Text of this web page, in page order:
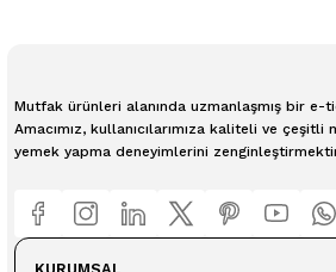
Mutfak ürünleri alanında uzmanlaşmış bir
Amacımız, kullanıcılarımıza kaliteli ve
yemek yapma deneyimlerini